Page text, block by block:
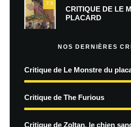
7.5
CRITIQUE DE LE
PLACARD
NOS DERNIÈRES
Critique de Le Monstre du
Critique de The Furious
Critique de Zoltan, le chien